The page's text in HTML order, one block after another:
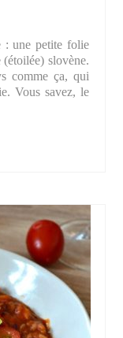
: une petite folie
slovène.
comme ça, qui
Vous savez, le